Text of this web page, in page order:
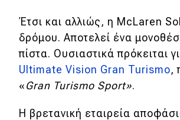
Νέα μοντέλα
Πρωτότυπα
Ελλάδα
Κόσμος
Τεχνολογία
Έτσι και αλλιώς, η McLaren
δρόμου. Αποτελεί ένα
πίστα. Ουσιαστικά πρόκειται
Ultimate Vision Gran Turismo,
«Gran Turismo Sport».
Η βρετανική εταιρεία